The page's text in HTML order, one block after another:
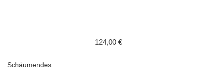
124,00 €
Schäumendes